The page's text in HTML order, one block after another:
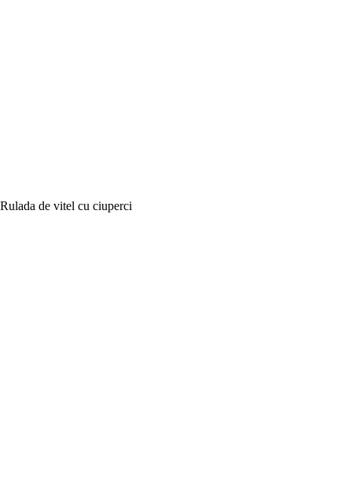
Rulada de vitel cu ciuperci